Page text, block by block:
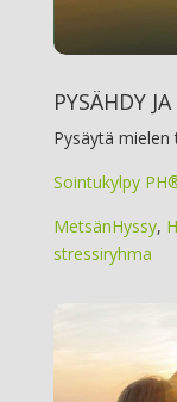
PYSÄHDY
Pysäytä mielen
Sointukylpy
MetsänHyssy,
stressiryhma